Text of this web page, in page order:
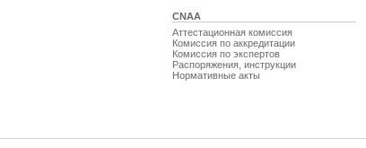
CNAA
Аттестационная комиссия
Комиссия по аккредитации
Комиссия по экспертов
Распоряжения, инструкции
Нормативные акты